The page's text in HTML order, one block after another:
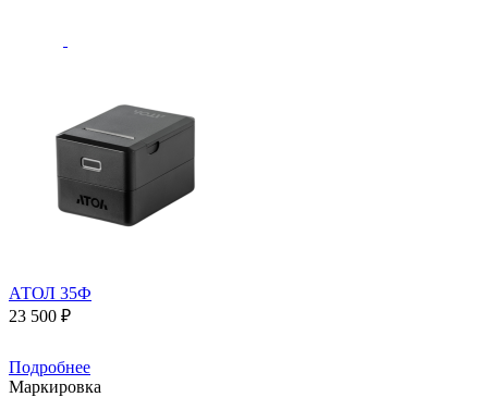
АТОЛ 35Ф
23 500 ₽
Подробнее
Маркировка